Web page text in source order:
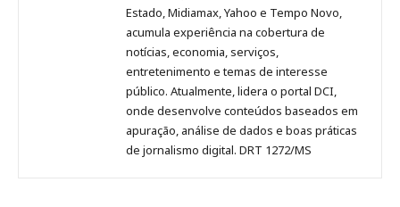
Estado, Midiamax, Yahoo e Tempo Novo,
acumula experiência na cobertura de
notícias, economia, serviços,
entretenimento e temas de interesse
público. Atualmente, lidera o portal DCI,
onde desenvolve conteúdos baseados em
apuração, análise de dados e boas práticas
de jornalismo digital. DRT 1272/MS